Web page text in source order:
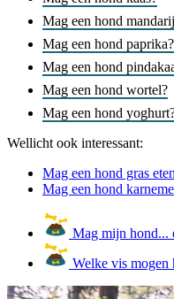
Mag een hond
Mag een hond paprika?
Mag een hond
Mag een hond wortel?
Mag een hond
Wellicht ook interessant:
Mag een hond gras
Mag een hond
Mag mijn hond...
Welke vis mogen